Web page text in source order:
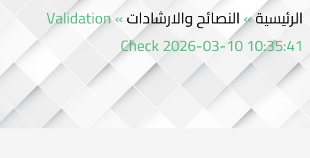
الرئيسية»النصائح والارشادات»
Validation
Check 2026-03-10 10:35:41